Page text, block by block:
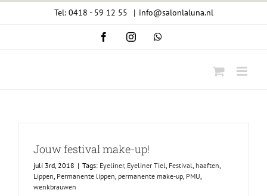
Tel: 0418 - 59 12 55 | info@salonlaluna.nl
FacebookInstagramWhatsApp
Jouw festival make-up!
juli 3rd, 2018 | Tags: Eyeliner, Eyeliner Tiel Festival haaften
Lippen Permanente lippen permanente make-up PMU
wenkbrauwen